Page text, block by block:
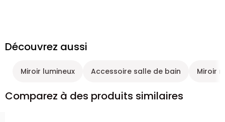
Découvrez aussi
Miroir lumineux Accessoire salle de bain Miroir
Comparez à des produits similaires